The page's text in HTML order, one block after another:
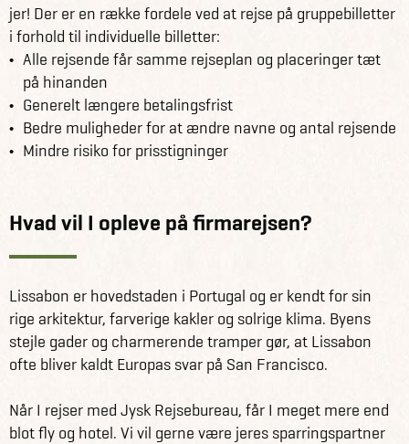
jer! Der er en række fordele ved at rejse på gruppebilletter
i forhold til individuelle billetter:
Alle rejsende får samme rejseplan og placeringer tæt
på hinanden
Generelt længere betalingsfrist
Bedre muligheder for at ændre navne og antal rejsende
Mindre risiko for prisstigninger
Hvad vil I opleve på firmarejsen?
Lissabon er hovedstaden i Portugal og er kendt for sin
rige arkitektur, farverige kakler og solrige klima. Byens
stejle gader og charmerende tramper gør, at Lissabon
ofte bliver kaldt Europas svar på San Francisco.
Når I rejser med Jysk Rejsebureau, får I meget mere end
blot fly og hotel. Vi vil gerne være jeres sparringspartner